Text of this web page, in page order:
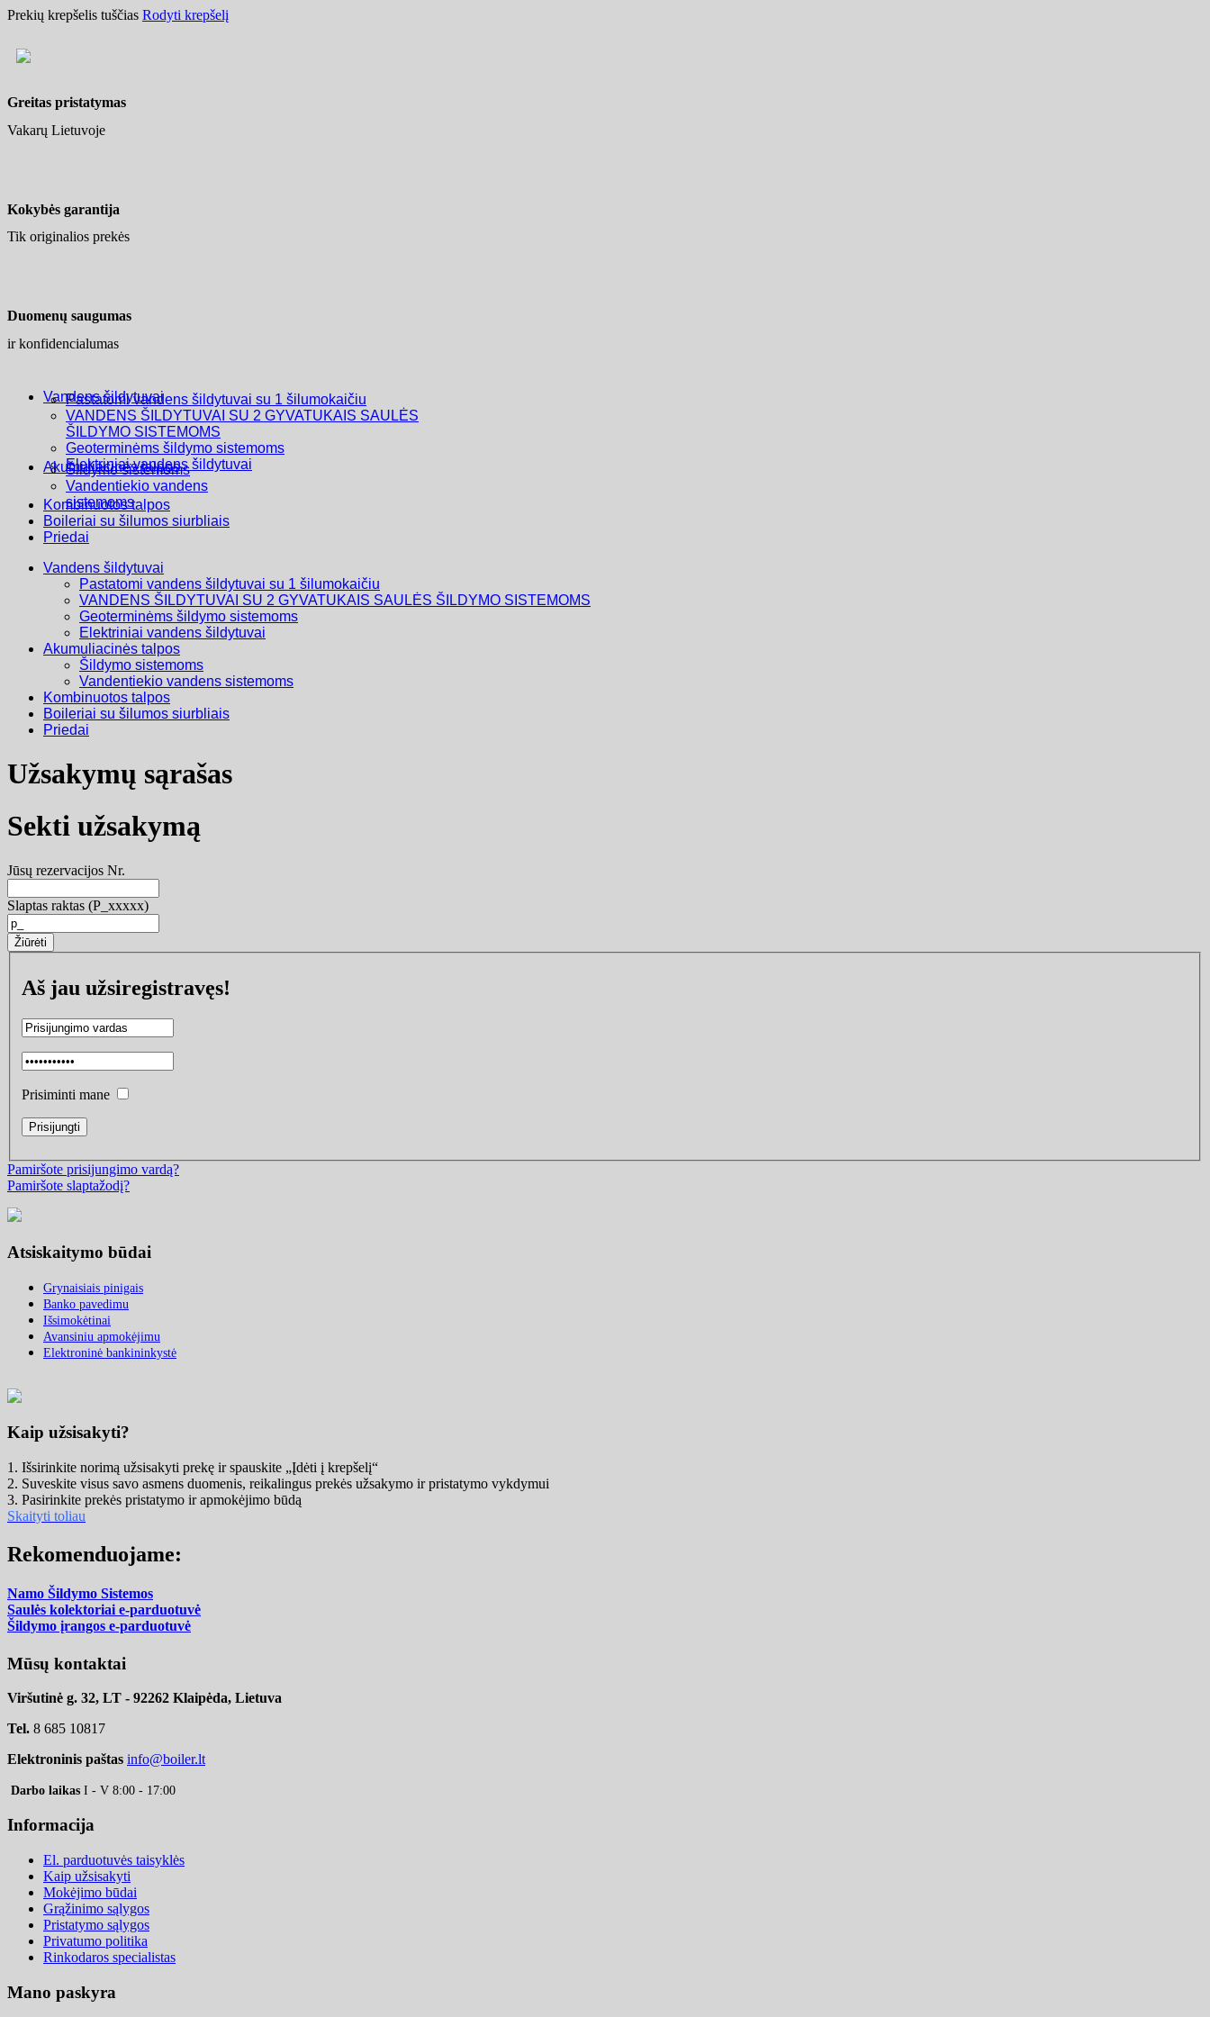
Prekių krepšelis tuščias Rodyti krepšelį
Greitas pristatymas
Vakarų Lietuvoje
Kokybės garantija
Tik originalios prekės
Duomenų saugumas
ir konfidencialumas
Vandens šildytuvai
Pastatomi vandens šildytuvai su 1 šilumokaičiu
VANDENS ŠILDYTUVAI SU 2 GYVATUKAIS SAULĖS
ŠILDYMO SISTEMOMS
Geoterminėms šildymo sistemoms
Elektriniai vandens šildytuvai
Akumuliacinės talpos
Šildymo sistemoms
Vandentiekio vandens
sistemoms
Kombinuotos talpos
Boileriai su šilumos siurbliais
Priedai
Vandens šildytuvai
Pastatomi vandens šildytuvai su 1 šilumokaičiu
VANDENS ŠILDYTUVAI SU 2 GYVATUKAIS SAULĖS ŠILDYMO SISTEMOMS
Geoterminėms šildymo sistemoms
Elektriniai vandens šildytuvai
Akumuliacinės talpos
Šildymo sistemoms
Vandentiekio vandens sistemoms
Kombinuotos talpos
Boileriai su šilumos siurbliais
Priedai
Užsakymų sąrašas
Sekti užsakymą
Jūsų rezervacijos Nr.
Slaptas raktas (P_xxxxx)
Aš jau užsiregistravęs!
Prisiminti mane
Pamiršote prisijungimo vardą?
Pamiršote slaptažodį?
Atsiskaitymo būdai
Grynaisiais pinigais
Banko pavedimu
Išsimokėtinai
Avansiniu apmokėjimu
Elektroninė bankininkystė
Kaip užsisakyti?
1. Išsirinkite norimą užsisakyti prekę ir spauskite „Įdėti į krepšelį“
2. Suveskite visus savo asmens duomenis, reikalingus prekės užsakymo ir pristatymo vykdymui
3. Pasirinkite prekės pristatymo ir apmokėjimo būdą
Skaityti toliau
Rekomenduojame:
Namo Šildymo Sistemos
Saulės kolektoriai e-parduotuvė
Šildymo įrangos e-parduotuvė
Mūsų kontaktai
Viršutinė g. 32, LT - 92262 Klaipėda, Lietuva
Tel. 8 685 10817
Elektroninis paštas info@boiler.lt
Darbo laikas I - V 8:00 - 17:00
Informacija
El. parduotuvės taisyklės
Kaip užsisakyti
Mokėjimo būdai
Grąžinimo sąlygos
Pristatymo sąlygos
Privatumo politika
Rinkodaros specialistas
Mano paskyra